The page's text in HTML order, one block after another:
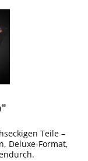
Teile –
Deluxe-Format,